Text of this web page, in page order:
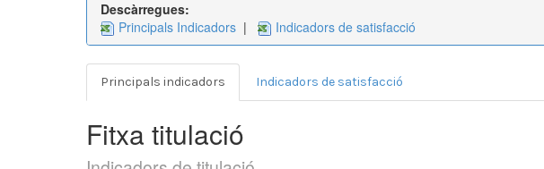
Descàrregues:
Principals Indicadors | Indicadors de satisfacció
Principals indicadors Indicadors de satisfacció
Fitxa titulació